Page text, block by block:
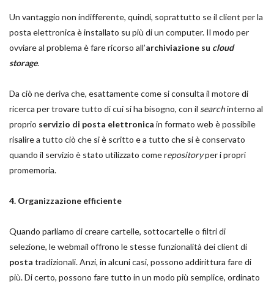
Un vantaggio non indifferente, quindi, soprattutto se il client per la
posta elettronica è installato su più di un computer. Il modo per
ovviare al problema è fare ricorso all’archiviazione su cloud
storage.
Da ciò ne deriva che, esattamente come si consulta il motore di
ricerca per trovare tutto di cui si ha bisogno, con il searchinterno al
proprio servizio di posta elettronica in formato web è possibile
risalire a tutto ciò che si è scritto e a tutto che si è conservato
quando il servizio è stato utilizzato come repositoryper i propri
promemoria.
4. Organizzazione efficiente
Quando parliamo di creare cartelle, sottocartelle o filtri di
selezione, le webmail offrono le stesse funzionalità dei client di
posta tradizionali. Anzi, in alcuni casi, possono addirittura fare di
più. Di certo, possono fare tutto in un modo più semplice, ordinato